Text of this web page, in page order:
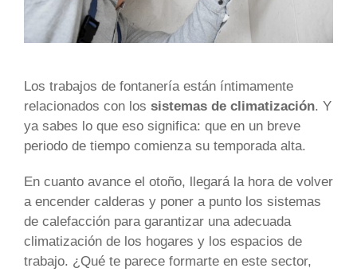
Los trabajos de fontanería están íntimamente
relacionados con los sistemas de climatización. Y
ya sabes lo que eso significa: que en un breve
periodo de tiempo comienza su temporada alta.
En cuanto avance el otoño, llegará la hora de volver
a encender calderas y poner a punto los sistemas
de calefacción para garantizar una adecuada
climatización de los hogares y los espacios de
trabajo. ¿Qué te parece formarte en este sector,